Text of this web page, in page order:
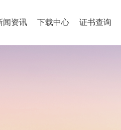
闻资讯 下载中心 证书查询